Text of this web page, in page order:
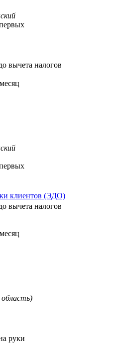
вычета налогов
клиентов (ЭДО)
вычета налогов
руки